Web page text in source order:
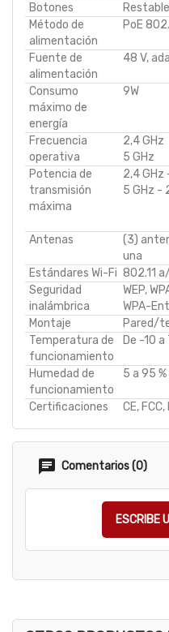
Botones
Método de
alimentación
PoE
Fuente de
alimentación
48 V,
Consumo
máximo de
energía
9W
Frecuencia
operativa
2,4 GHz
5 GHz
Potencia de
transmisión
máxima
2,4 GHz
5 GHz -
Antenas
(3)
una
Estándares Wi-Fi 802.11
Seguridad
inalámbrica
WEP,
WPA-
Montaje
Pared/
Temperatura de
funcionamiento
De -10 a
Humedad de
funcionamiento
5 a 95
Certificaciones CE, FCC,
Comentarios (0)
ESCRIBE